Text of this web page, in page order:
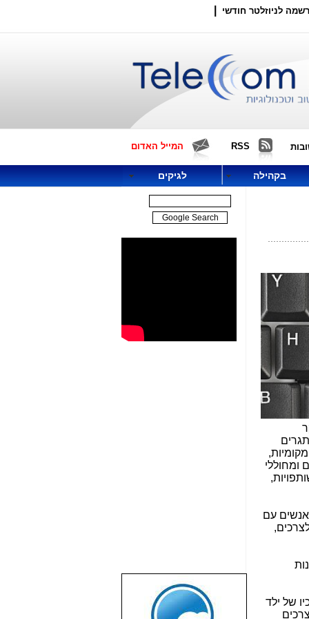
לניוזלטר חודשי
RSS המייל האדום
בקהילה לגיקים
ומחוללי
עם
של ילד
שבוע טוב לכל
הגולשים באשר